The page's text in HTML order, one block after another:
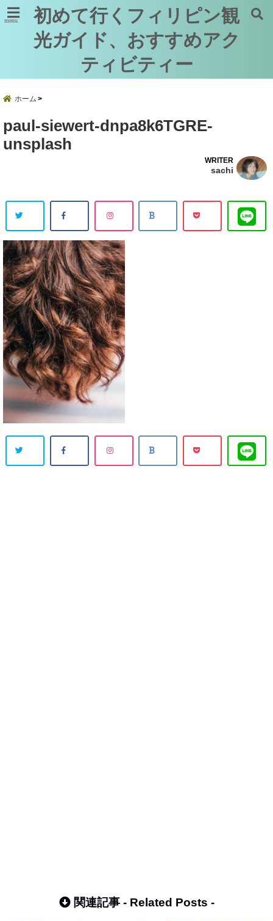
menu
初めて行くフィリピン観
光ガイド、おすすめアク
ティビティー
ホーム
paul-siewert-dnpa8k6TGRE-
unsplash
WRITER
sachi
関連記事 - Related Posts -